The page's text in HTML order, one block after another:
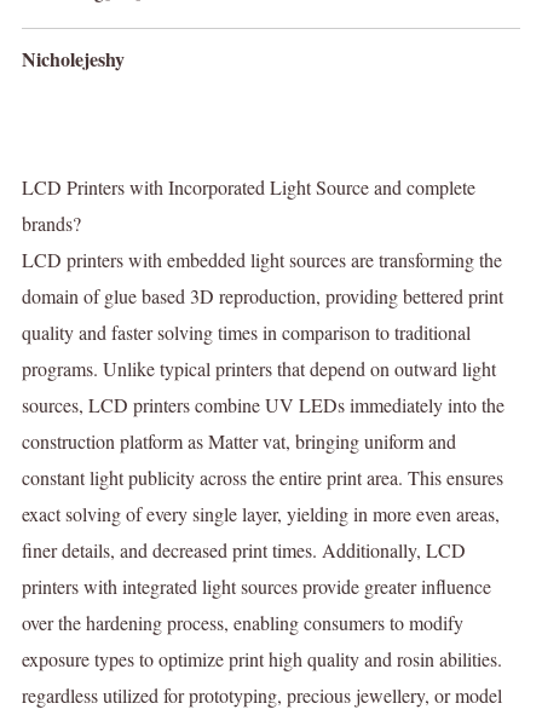
Nicholejeshy
LCD Printers with Incorporated Light Source and complete
brands?
LCD printers with embedded light sources are transforming the
domain of glue based 3D reproduction, providing bettered print
quality and faster solving times in comparison to traditional
programs. Unlike typical printers that depend on outward light
sources, LCD printers combine UV LEDs immediately into the
construction platform as Matter vat, bringing uniform and
constant light publicity across the entire print area. This ensures
exact solving of every single layer, yielding in more even areas,
finer details, and decreased print times. Additionally, LCD
printers with integrated light sources provide greater influence
over the hardening process, enabling consumers to modify
exposure types to optimize print high quality and rosin abilities.
regardless utilized for prototyping, precious jewellery, or model